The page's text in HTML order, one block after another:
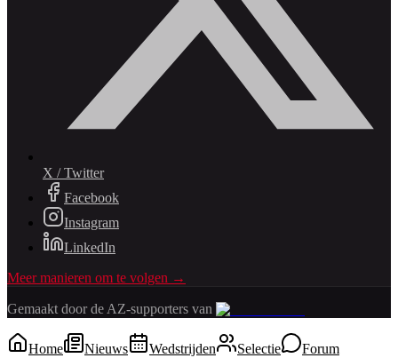
X / Twitter
Facebook
Instagram
LinkedIn
Meer manieren om te volgen →
Gemaakt door de AZ-supporters van
Home Nieuws Wedstrijden Selectie Forum